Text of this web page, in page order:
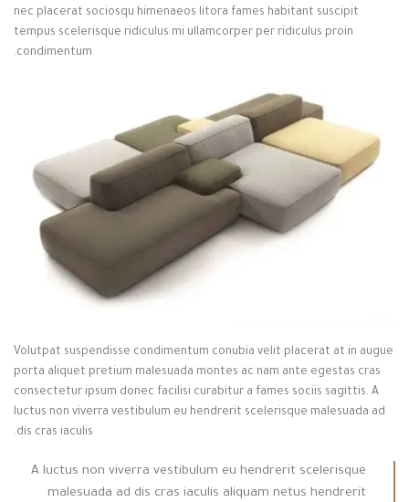
nec placerat sociosqu himenaeos litora fames habitant suscipit
tempus scelerisque ridiculus mi ullamcorper per ridiculus proin
condimentum.
Volutpat suspendisse condimentum conubia velit placerat at in augue
porta aliquet pretium malesuada montes ac nam ante egestas cras
consectetur ipsum donec facilisi curabitur a fames sociis sagittis. A
luctus non viverra vestibulum eu hendrerit scelerisque malesuada ad
dis cras iaculis.
A luctus non viverra vestibulum eu hendrerit scelerisque
malesuada ad dis cras iaculis aliquam netus hendrerit